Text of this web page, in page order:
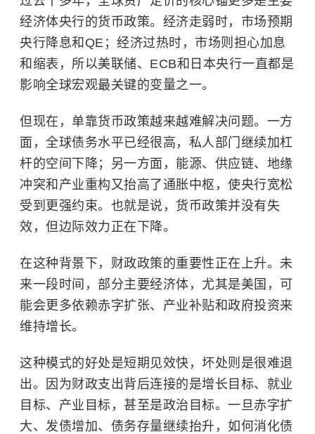
经济体央行的货币政策。经济走弱时，市场预期
央行降息和QE；经济过热时，市场则担心加息
和缩表，所以美联储、ECB和日本央行一直都是
影响全球宏观最关键的变量之一。
但现在，单靠货币政策越来越难解决问题。一方
面，全球债务水平已经很高，私人部门继续加杠
杆的空间下降；另一方面，能源、供应链、地缘
冲突和产业重构又抬高了通胀中枢，使央行宽松
受到更强约束。也就是说，货币政策并没有失
效，但边际效力正在下降。
在这种背景下，财政政策的重要性正在上升。未
来一段时间，部分主要经济体，尤其是美国，可
能会更多依赖赤字扩张、产业补贴和政府投资来
维持增长。
这种模式的好处是短期见效快，坏处则是很难退
出。因为财政支出背后连接的是增长目标、就业
目标、产业目标，甚至是政治目标。一旦赤字扩
大、发债增加、债务存量继续抬升，如何消化债